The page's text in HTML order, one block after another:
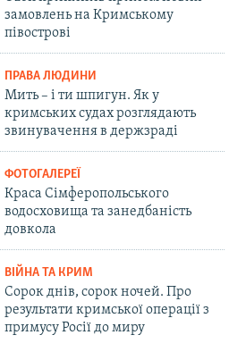
замовлень на Кримському
півострові
ПРАВА ЛЮДИНИ
Мить – і ти шпигун. Як у
кримських судах розглядають
звинувачення в держзраді
ФОТОГАЛЕРЕЇ
Краса Сімферопольського
водосховища та занедбаність
довкола
ВІЙНА ТА КРИМ
Сорок днів, сорок ночей. Про
результати кримської операції з
примусу Росії до миру